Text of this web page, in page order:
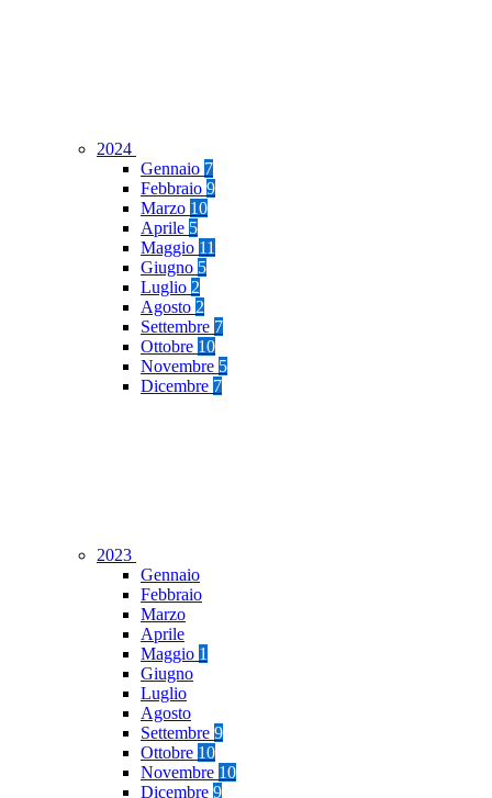
2024
Gennaio 7
Febbraio 9
Marzo 10
Aprile 5
Maggio 11
Giugno 5
Luglio 2
Agosto 2
Settembre 7
Ottobre 10
Novembre 5
Dicembre 7
2023
Gennaio
Febbraio
Marzo
Aprile
Maggio 1
Giugno
Luglio
Agosto
Settembre 9
Ottobre 10
Novembre 10
Dicembre 9